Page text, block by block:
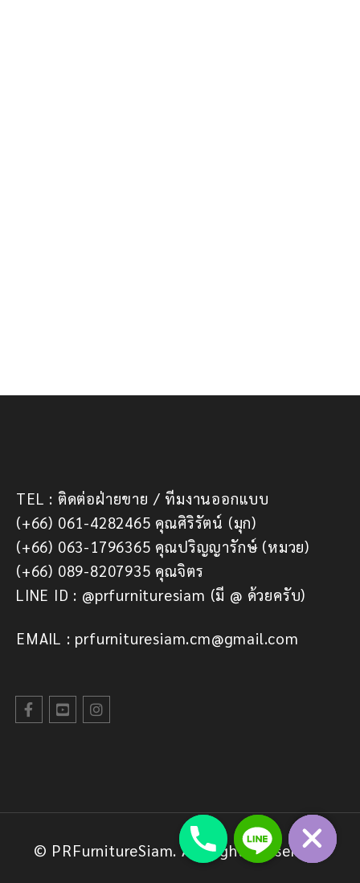
TEL : ติดต่อฝ่ายขาย / ทีมงานออกแบบ
(+66) 061-4282465 คุณศิริรัตน์ (มุก)
(+66) 063-1796365 คุณปริญญารักษ์ (หมวย)
(+66) 089-8207935 คุณจิตร
LINE ID : @prfurnituresiam (มี @ ด้วยครับ)
EMAIL : prfurnituresiam.cm@gmail.com
© PRFurnitureSiam. All Rights Reserved.